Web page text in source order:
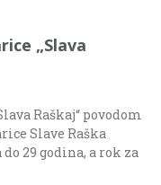
„Slava
Raškaj“ povodom
Slave Raška
29 godina, a rok za